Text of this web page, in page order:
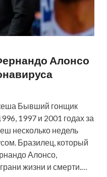
Алонсо
Бывший гонщик
1997 и 2001 годах за
несколько недель
Бразилец, который
Алонсо,
жизни и смерти.…